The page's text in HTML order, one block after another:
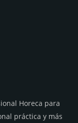
Horeca para
práctica y más